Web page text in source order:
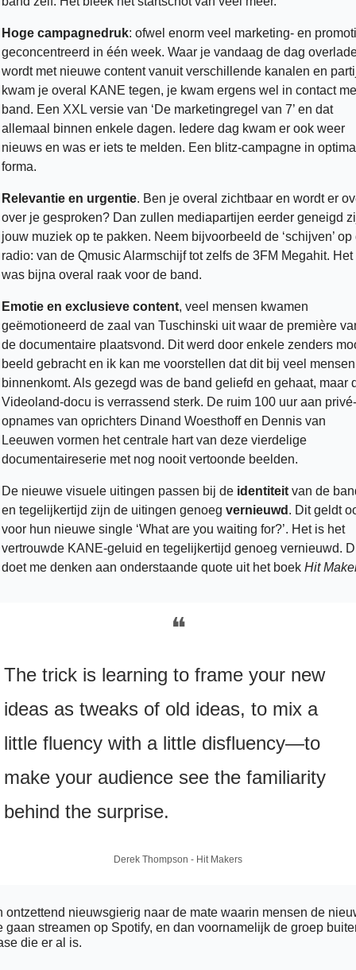
Hoge campagnedruk: ofwel enorm veel marketing- en
geconcentreerd in één week. Waar je vandaag de dag
wordt met nieuwe content vanuit verschillende kanalen en
kwam je overal KANE tegen, je kwam ergens wel in contact
band. Een XXL versie van ‘De marketingregel van 7’ en dat
allemaal binnen enkele dagen. Iedere dag kwam er ook weer
nieuws en was er iets te melden. Een blitz-campagne in optima
forma.
Relevantie en urgentie. Ben je overal zichtbaar en wordt er
over je gesproken? Dan zullen mediapartijen eerder geneigd
jouw muziek op te pakken. Neem bijvoorbeeld de ‘schijven’ op
radio: van de Qmusic Alarmschijf tot zelfs de 3FM Megahit. Het
was bijna overal raak voor de band.
Emotie en exclusieve content, veel mensen kwamen
geëmotioneerd de zaal van Tuschinski uit waar de première
de documentaire plaatsvond. Dit werd door enkele zenders
beeld gebracht en ik kan me voorstellen dat dit bij veel mensen
binnenkomt. Als gezegd was de band geliefd en gehaat, maar
Videoland-docu is verrassend sterk. De ruim 100 uur aan privé-
opnames van oprichters Dinand Woesthoff en Dennis van
Leeuwen vormen het centrale hart van deze vierdelige
documentaireserie met nog nooit vertoonde beelden.
De nieuwe visuele uitingen passen bij de identiteit van de
en tegelijkertijd zijn de uitingen genoeg vernieuwd . Dit geldt
voor hun nieuwe single ‘What are you waiting for?’. Het is het
vertrouwde KANE-geluid en tegelijkertijd genoeg vernieuwd.
doet me denken aan onderstaande quote uit het boek Hit
❝
The trick is learning to frame your new
ideas as tweaks of old ideas, to mix a
little fluency with a little disfluency—to
make your audience see the familiarity
behind the surprise.
Derek Thompson - Hit Makers
ontzettend nieuwsgierig naar de mate waarin mensen de
gaan streamen op Spotify, en dan voornamelijk de groep
die er al is.